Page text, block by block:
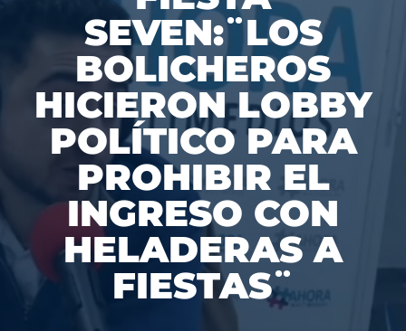
SEVEN:¨LOS
BOLICHEROS
HICIERON LOBBY
POLÍTICO PARA
PROHIBIR EL
INGRESO CON
HELADERAS A
FIESTAS¨